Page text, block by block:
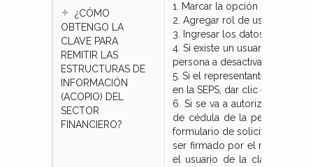
¿CÓMO
OBTENGO LA
CLAVE PARA
REMITIR LAS
ESTRUCTURAS DE
INFORMACIÓN
(ACOPIO) DEL
SECTOR
FINANCIERO?
1. Marcar la opción “
2. Agregar rol de usuario "
3. Ingresar los datos
4. Si existe un usuario
persona a desactivar. Ingresar
5. Si el representante legal de
en la SEPS, dar clic en “
6. Si se va a autorizar a una
de cédula de la persona
formulario de solicitud de
ser firmado por el
el usuario de la clave.